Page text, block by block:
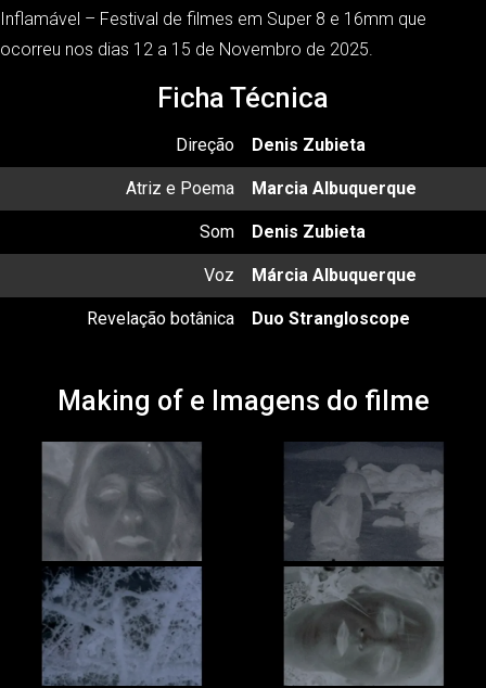
Inflamável – Festival de filmes em Super 8 e 16mm que
ocorreu nos dias 12 a 15 de Novembro de 2025.
Ficha Técnica
Direção Denis Zubieta
Atriz e Poema Marcia Albuquerque
Som Denis Zubieta
Voz Márcia Albuquerque
Revelação botânica Duo Strangloscope
Making of e Imagens do filme